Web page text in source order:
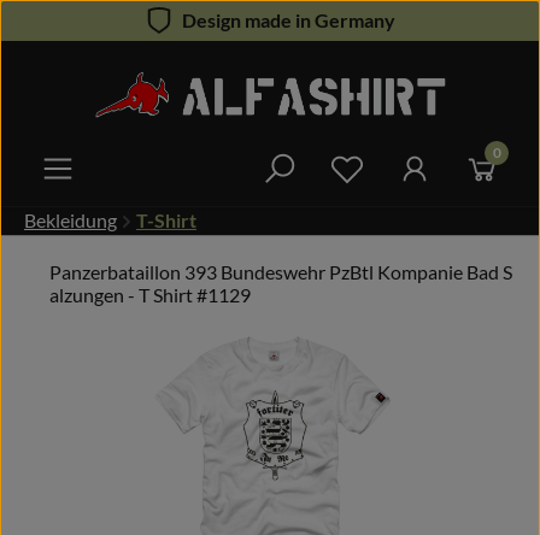
Zum Hauptinhalt springenDesign made in Germany
Du hast 0 0
Bekleidung T-Shirt
Panzerbataillon 393 Bundeswehr PzBtl Kompanie Bad S
alzungen - T Shirt #1129
Bildergalerie überspringen